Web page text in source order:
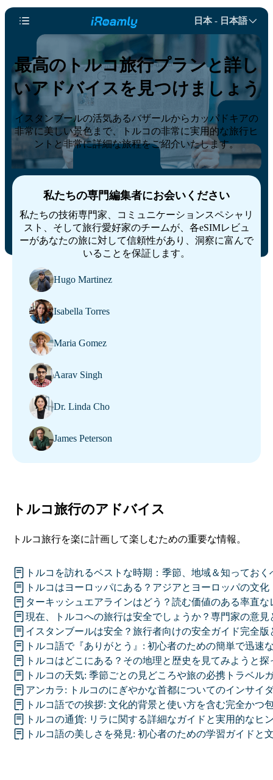
日本 - 日本語
最高のトルコ旅行プランと詳し
いアドバイスを見つけましょう
イスタンブールの活気あるバザールからカッパドキアの
非常に美しい景色まで、トルコの非常に実用的な旅行ヒ
ントと非常に詳細な旅程をご紹介いたします。
私たちの専門編集者にお会いください
私たちの技術専門家、コミュニケーションスペシャリ
スト、そして旅行愛好家のチームが、各eSIMレビュ
ーがあなたの旅に対して信頼性があり、洞察に富んで
いることを保証します。
Hugo Martinez
Isabella Torres
Maria Gomez
Aarav Singh
Dr. Linda Cho
James Peterson
トルコ旅行のアドバイス
トルコ旅行を楽に計画して楽しむための重要な情報。
トルコを訪れるベストな時期：季節、地域＆知っておく
トルコはヨーロッパにある？アジアとヨーロッパの文化
ターキッシュエアラインはどう？読む価値のある率直な
現在、トルコへの旅行は安全でしょうか？専門家の意見
イスタンブールは安全？旅行者向けの安全ガイド完全版
トルコ語で『ありがとう』: 初心者のための簡単で迅速
トルコはどこにある？その地理と歴史を見てみようと探
トルコの天気: 季節ごとの見どころや旅の必携トラベル
アンカラ: トルコのにぎやかな首都についてのインサイ
トルコ語での挨拶: 文化的背景と使い方を含む完全かつ
トルコの通貨: リラに関する詳細なガイドと実用的なヒ
トルコ語の美しさを発見: 初心者のための学習ガイドと